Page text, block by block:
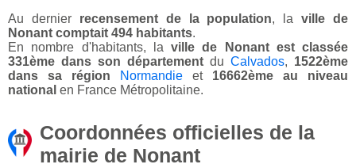
Au dernier recensement de la population, laville de
Nonant comptait 494 habitants.
En nombre d'habitants, la ville de Nonant est classée
331ème dans son département du Calvados, 1522ème
dans sa région
Normandie et 16662ème au niveau
national en France Métropolitaine.
Coordonnées officielles de la
mairie de Nonant